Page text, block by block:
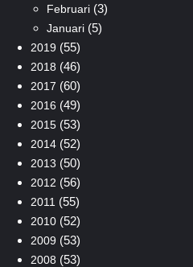
Februari(3)
Januari(5)
2019 (55)
2018 (46)
2017 (60)
2016 (49)
2015(53)
2014(52)
2013 (50)
2012 (56)
2011 (55)
2010(52)
2009 (53)
2008 (53)